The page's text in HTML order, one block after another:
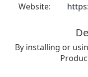
Website:
By installing or